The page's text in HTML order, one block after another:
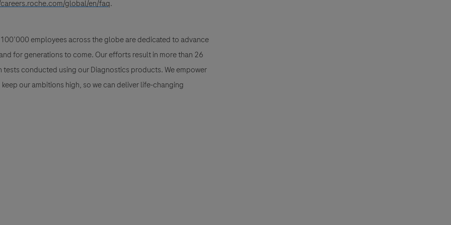
global/en/faq.
employees across the globe are dedicated to advance
for generations to come. Our efforts result in more than 26
conducted using our Diagnostics products. We empower
our ambitions high, so we can deliver life-changing